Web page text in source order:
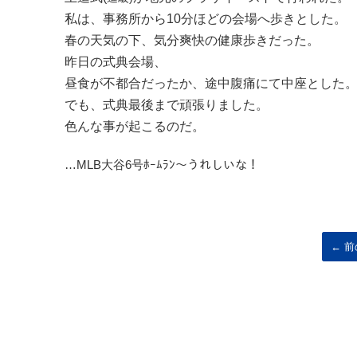
私は、事務所から10分ほどの会場へ歩きとした。
春の天気の下、気分爽快の健康歩きだった。
昨日の式典会場、
昼食が不都合だったか、途中腹痛にて中座とした。
でも、式典最後まで頑張りました。
色んな事が起こるのだ。
…MLB大谷6号ﾎｰﾑﾗﾝ～うれしいな！
← 前